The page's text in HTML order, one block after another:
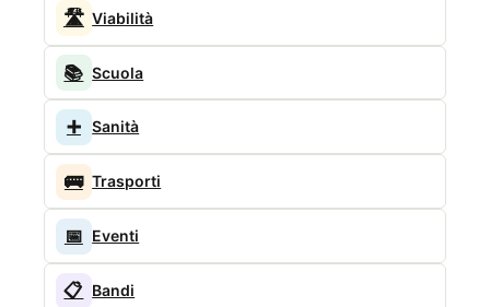
🛣️ Viabilità
📚 Scuola
➕ Sanità
🚌 Trasporti
📅 Eventi
📋 Bandi